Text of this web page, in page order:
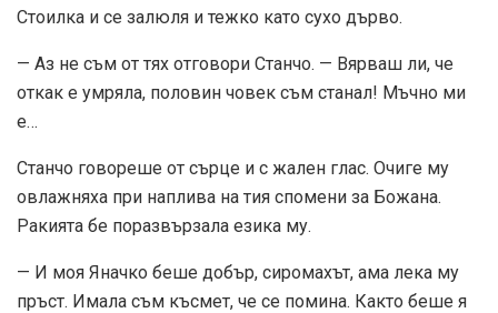
Стоилка и се залюля и тежко като сухо дърво.
— Аз не съм от тях отговори Станчо. — Вярваш ли, че
откак е умряла, половин човек съм станал! Мъчно ми
е…
Станчо говореше от сърце и с жален глас. Очиге му
овлажняха при наплива на тия спомени за Божана.
Ракията бе поразвързала езика му.
— И моя Яначко беше добър, сиромахът, ама лека му
пръст. Имала съм късмет, че се помина. Както беше я